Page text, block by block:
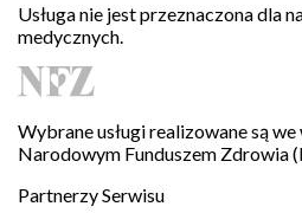
Usługa nie jest przeznaczona dla
medycznych.
Wybrane usługi realizowane są we
Narodowym Funduszem Zdrowia
Partnerzy Serwisu